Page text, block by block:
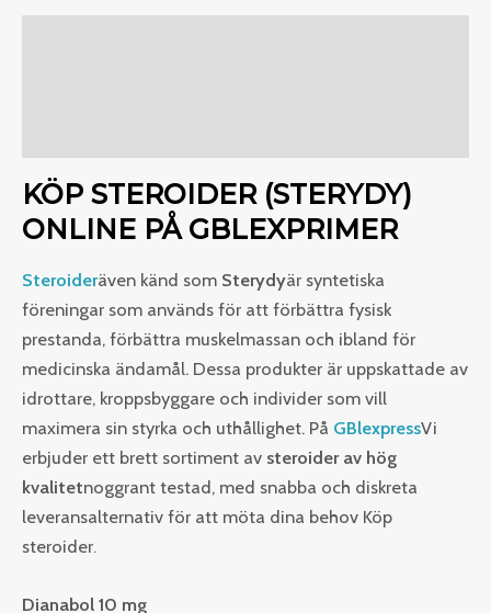
KÖP STEROIDER (STERYDY)
ONLINE PÅ GBLEXPRIMER
Steroideräven känd som Sterydyär syntetiska
föreningar som används för att förbättra fysisk
prestanda, förbättra muskelmassan och ibland för
medicinska ändamål. Dessa produkter är uppskattade av
idrottare, kroppsbyggare och individer som vill
maximera sin styrka och uthållighet. På GBlexpressVi
erbjuder ett brett sortiment av steroider av hög
kvalitetnoggrant testad, med snabba och diskreta
leveransalternativ för att möta dina behov Köp
steroider.
Dianabol 10 mg